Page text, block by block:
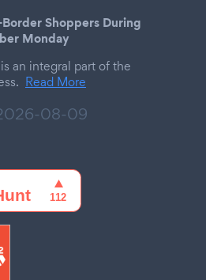
Shoppers During
Monday
an integral part of the
Read More
08-09